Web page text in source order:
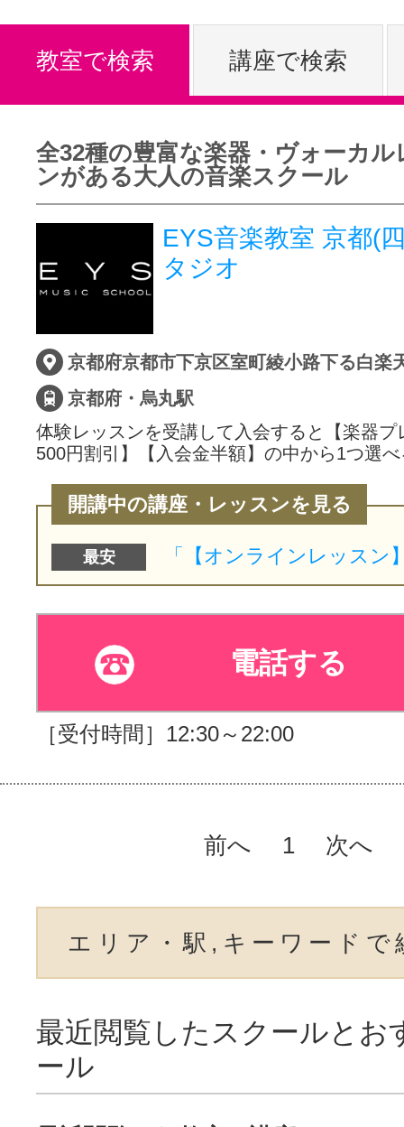
やりたいこ
特集をみる
グッドスク
サイトマッ
教室で検索 講座で検索
全32種の豊富な楽器・ヴォーカル
ンがある大人の音楽スクール
EYS音楽教室 京都(
タジオ
京都府・烏丸駅
体験レッスンを受講して入会すると【楽器プ
500円割引】【入会金半額】の中から1つ選
開講中の講座・レッスンを見る
最安
電話する
［受付時間］12:30～22:00
前へ 1 次へ
エリア・駅,キーワードで
最近閲覧したスクールとお
ール